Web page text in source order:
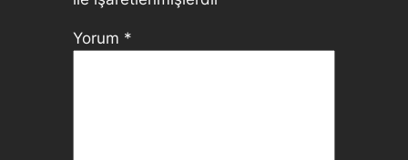
Yorum *